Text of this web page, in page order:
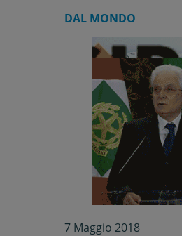
DAL MONDO
7 Maggio 2018